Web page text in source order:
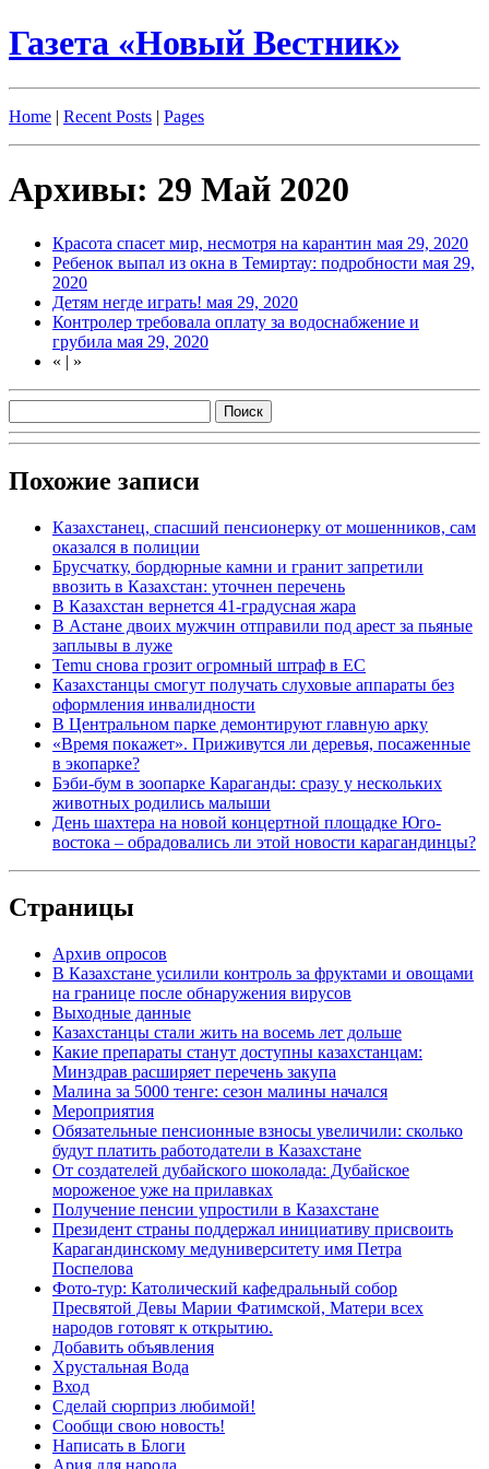
Газета «Новый Вестник»
Home | Recent Posts | Pages
Архивы: 29 Май 2020
Красота спасет мир, несмотря на карантин мая 29, 2020
Ребенок выпал из окна в Темиртау: подробности мая 29,
2020
Детям негде играть! мая 29, 2020
Контролер требовала оплату за водоснабжение и
грубила мая 29, 2020
« | »
Похожие записи
Казахстанец, спасший пенсионерку от мошенников, сам
оказался в полиции
Брусчатку, бордюрные камни и гранит запретили
ввозить в Казахстан: уточнен перечень
В Казахстан вернется 41-градусная жара
В Астане двоих мужчин отправили под арест за пьяные
заплывы в луже
Temu снова грозит огромный штраф в ЕС
Казахстанцы смогут получать слуховые аппараты без
оформления инвалидности
В Центральном парке демонтируют главную арку
«Время покажет». Приживутся ли деревья, посаженные
в экопарке?
Бэби-бум в зоопарке Караганды: сразу у нескольких
животных родились малыши
День шахтера на новой концертной площадке Юго-
востока – обрадовались ли этой новости карагандинцы?
Страницы
Архив опросов
В Казахстане усилили контроль за фруктами и овощами
на границе после обнаружения вирусов
Выходные данные
Казахстанцы стали жить на восемь лет дольше
Какие препараты станут доступны казахстанцам:
Минздрав расширяет перечень закупа
Малина за 5000 тенге: сезон малины начался
Мероприятия
Обязательные пенсионные взносы увеличили: сколько
будут платить работодатели в Казахстане
От создателей дубайского шоколада: Дубайское
мороженое уже на прилавках
Получение пенсии упростили в Казахстане
Президент страны поддержал инициативу присвоить
Карагандинскому медуниверситету имя Петра
Поспелова
Фото-тур: Католический кафедральный собор
Пресвятой Девы Марии Фатимской, Матери всех
народов готовят к открытию.
Добавить объявления
Хрустальная Вода
Вход
Сделай сюрприз любимой!
Сообщи свою новость!
Написать в Блоги